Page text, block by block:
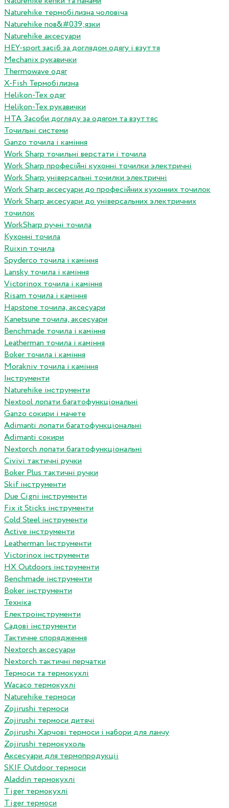
Naturehike термобілизна чоловіча
Naturehike пов&#039;язки
Naturehike аксесуари
HEY-sport засіб за доглядом одягу і взуття
Mechanix рукавички
Thermowave одяг
X-Fish Термобілизна
Helikon-Tex одяг
Helikon-Tex рукавички
HTA Засоби догляду за одягом та взуттяс
Точильні системи
Ganzo точила і каміння
Work Sharp точильні верстати і точила
Work Sharp професiйнi кухоннi точилки электричнi
Work Sharp унiверсальнi точилки электричнi
Work Sharp аксесуари до професiйних кухонних точилок
Work Sharp аксесуари до унiверсальних электричних
точилок
WorkSharp ручні точила
Кухонні точила
Ruixin точила
Spyderco точила і каміння
Lansky точила і каміння
Victorinox точила і каміння
Risam точила і каміння
Hapstone точила, аксесуари
Kanetsune точила, аксесуари
Benchmade точила і каміння
Leatherman точила і каміння
Boker точила і каміння
Morakniv точила і каміння
Інструменти
Naturehike інструменти
Nextool лопати багатофункціональні
Ganzo сокири і мачете
Adimanti лопати багатофункціональні
Adimanti сокири
Nextorch лопати багатофункціональні
Сivivi тактичні ручки
Boker Plus тактичні ручки
Skif інструменти
Due Cigni інструменти
Fix it Sticks інструменти
Сold Steel інструменти
Active інструменти
Leatherman Інструменти
Victorinox інструменти
HX Outdoors інструменти
Benchmade інструменти
Boker інструменти
Техніка
Електроінструменти
Садові інструменти
Тактичне спорядження
Nextorch аксесуари
Nextorch тактичні перчатки
Термоси та термокухлі
Wacaco термокухлі
Naturehike термоси
Zojirushi термоси
Zojirushi термоси дитячі
Zojirushi Харчові термоси і набори для ланчу
Zojirushi термокухоль
Аксесуари для термопродукціі
SKIF Outdoor термоси
Aladdin термокухлі
Tiger термокухлі
Tiger термоси